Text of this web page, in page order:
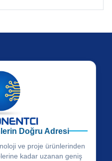
Doğru Adresi
ve proje ürünlerinden
kadar uzanan geniş